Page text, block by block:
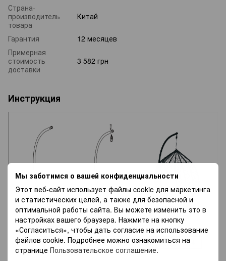
Мы заботимся о вашей конфиденциальности
Этот веб-сайт использует файлы cookie для маркетинга
и статистических целей, а также для безопасной и
оптимальной работы сайта. Вы можете изменить это в
настройках вашего браузера. Нажмите на кнопку
«Согласиться», чтобы дать согласие на использование
файлов cookie. Подробнее можно ознакомиться на
странице Пользовательское соглашение.
Страна-
производитель
товара
Китай
Гарантия
12 месяцев
Примерная
стоимость
доставки
3 582 грн
Инструкция